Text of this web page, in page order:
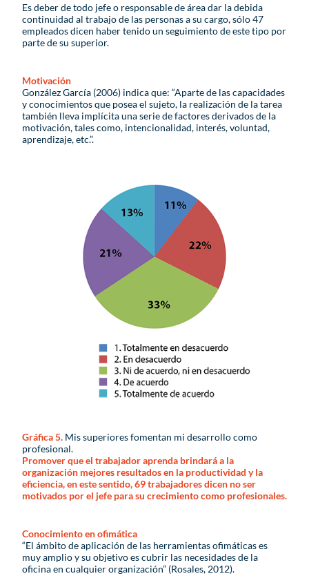
Es deber de todo jefe o responsable de área dar la debida
continuidad al trabajo de las personas a su cargo, sólo 47
empleados dicen haber tenido un seguimiento de este tipo por
parte de su superior.
Motivación
González García (2006) indica que: “Aparte de las capacidades
y conocimientos que posea el sujeto, la realización de la tarea
también lleva implícita una serie de factores derivados de la
motivación, tales como, intencionalidad, interés, voluntad,
aprendizaje, etc.”.
Gráfica 5.Mis superiores fomentan mi desarrollo como
profesional.
Promover que el trabajador aprenda brindará a la
organización mejores resultados en la productividad y la
eficiencia, en este sentido, 69 trabajadores dicen no ser
motivados por el jefe para su crecimiento como profesionales.
Conocimiento en ofimática
“El ámbito de aplicación de las herramientas ofimáticas es
muy amplio y su objetivo es cubrir las necesidades de la
oficina en cualquier organización” (Rosales, 2012).